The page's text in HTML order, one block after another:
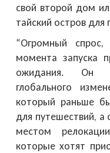
свой второй дом
тайский остров для
“Огромный
момента запуска
ожидания. Он
глобального
который раньше
для путешествий, а
местом
которые хотят